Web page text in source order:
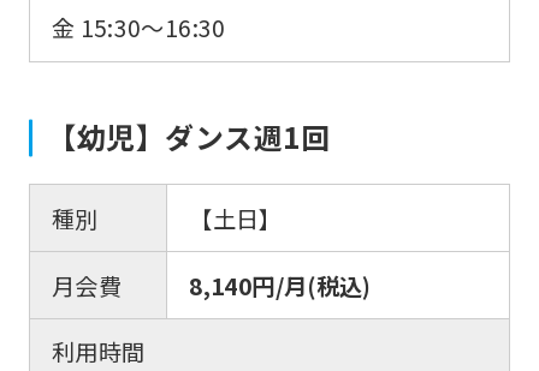
金 15:30〜16:30
【幼児】ダンス週1回
種別
【土日】
月会費
8,140円/月(税込)
利用時間